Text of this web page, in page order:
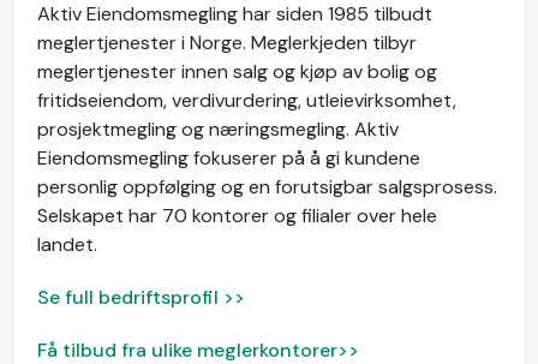
Aktiv Eiendomsmegling har siden 1985 tilbudt
meglertjenester i Norge. Meglerkjeden tilbyr
meglertjenester innen salg og kjøp av bolig og
fritidseiendom, verdivurdering, utleievirksomhet,
prosjektmegling og næringsmegling. Aktiv
Eiendomsmegling fokuserer på å gi kundene
personlig oppfølging og en forutsigbar salgsprosess.
Selskapet har 70 kontorer og filialer over hele
landet.
Se full bedriftsprofil >>
Få tilbud fra ulike meglerkontorer>>